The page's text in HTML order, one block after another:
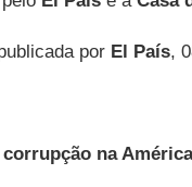
por El País,
na